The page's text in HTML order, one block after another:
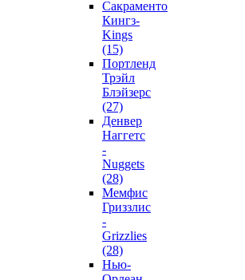
Сакраменто
Кингз-
Kings
(15)
Портленд
Трэйл
Блэйзерс
(27)
Денвер
Наггетс
-
Nuggets
(28)
Мемфис
Гриззлис
-
Grizzlies
(28)
Нью-